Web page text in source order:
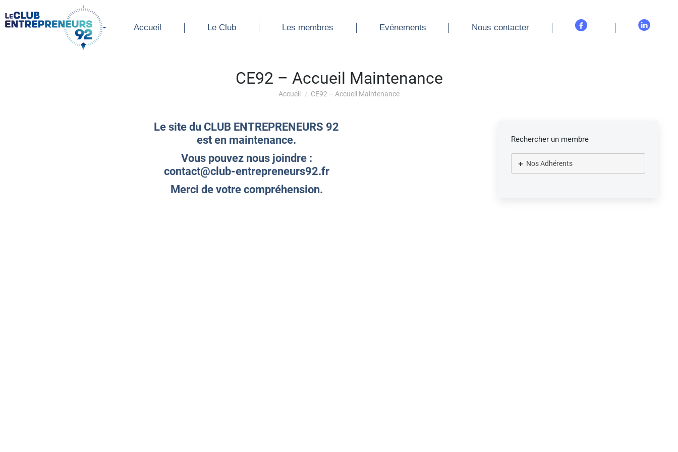
Accueil Le Club Les membres Evénements Nous contacter
CE92 – Accueil Maintenance
Vous êtes ici :
Accueil CE92 – Accueil Maintenance
Le site du CLUB ENTREPRENEURS 92
est en maintenance.
Vous pouvez nous joindre :
contact@club-entrepreneurs92.fr
Merci de votre compréhension.
Rechercher un membre
Nos Adhérents
Accueil Le Club Les membres Evénements Nous contacter